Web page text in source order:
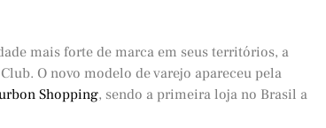
mais forte de marca em seus territórios, a
O novo modelo de varejo apareceu pela
Shopping, sendo a primeira loja no Brasil a